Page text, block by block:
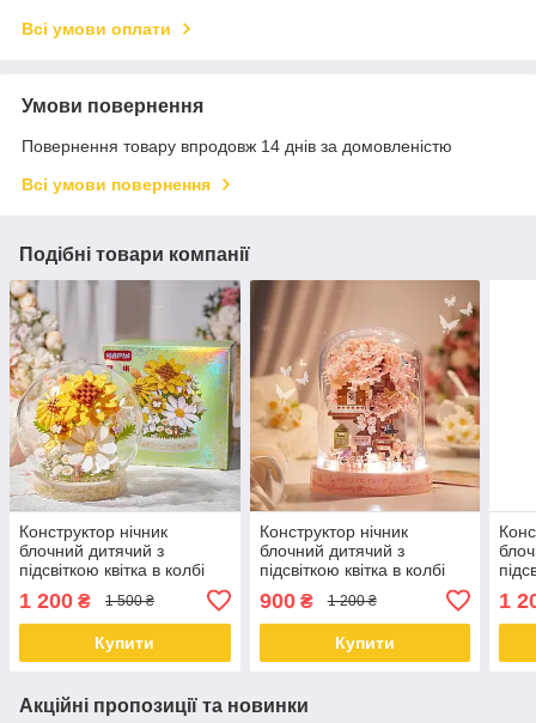
Всі умови оплати
Умови повернення
Повернення товару впродовж 14 днів за домовленістю
Всі умови повернення
Подібні товари компанії
Конструктор нічник
блочний дитячий з
підсвіткою квітка в колбі
1 200 ₴ 1 500 ₴
Купити
Конструктор нічник
блочний дитячий з
підсвіткою квітка в колбі
Сакура Будинок на Дереві
квіти
900₴ 1 200 ₴
Купити
1
Акційні пропозиції та новинки